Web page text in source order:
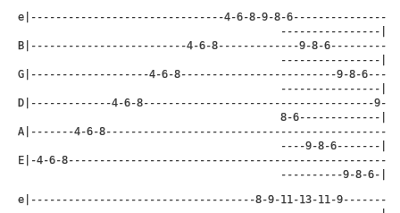
e|-------------------------------4-6-8-9-8-6---------------
----------------|
B|-------------------------4-6-8-------------9-8-6---------
----------------|
G|-------------------4-6-8-------------------------9-8-6---
----------------|
D|-------------4-6-8-------------------------------------9-
8-6-------------|
A|-------4-6-8---------------------------------------------
----9-8-6-------|
E|-4-6-8---------------------------------------------------
----------9-8-6-|
e|------------------------------------8-9-11-13-11-9-------